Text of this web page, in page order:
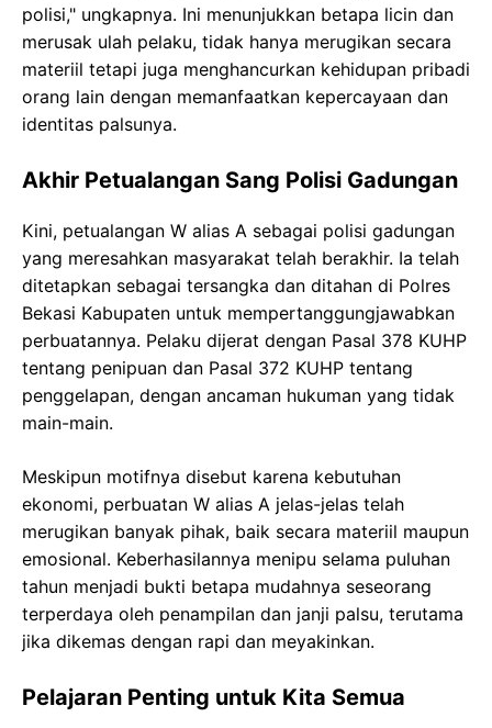
polisi," ungkapnya. Ini menunjukkan betapa licin dan
merusak ulah pelaku, tidak hanya merugikan secara
materiil tetapi juga menghancurkan kehidupan pribadi
orang lain dengan memanfaatkan kepercayaan dan
identitas palsunya.
Akhir Petualangan Sang Polisi Gadungan
Kini, petualangan W alias A sebagai polisi gadungan
yang meresahkan masyarakat telah berakhir. Ia telah
ditetapkan sebagai tersangka dan ditahan di Polres
Bekasi Kabupaten untuk mempertanggungjawabkan
perbuatannya. Pelaku dijerat dengan Pasal 378 KUHP
tentang penipuan dan Pasal 372 KUHP tentang
penggelapan, dengan ancaman hukuman yang tidak
main-main.
Meskipun motifnya disebut karena kebutuhan
ekonomi, perbuatan W alias A jelas-jelas telah
merugikan banyak pihak, baik secara materiil maupun
emosional. Keberhasilannya menipu selama puluhan
tahun menjadi bukti betapa mudahnya seseorang
terperdaya oleh penampilan dan janji palsu, terutama
jika dikemas dengan rapi dan meyakinkan.
Pelajaran Penting untuk Kita Semua